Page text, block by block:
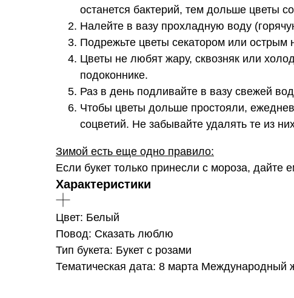
останется бактерий, тем дольше цветы
Налейте в вазу прохладную воду
Подрежьте цветы секатором или острым
Цветы не любят жару, сквозняк или
подоконнике.
Раз в день подливайте в вазу свежей
Чтобы цветы дольше простояли,
соцветий. Не забывайте удалять те из
Зимой есть еще одно правило:
Если букет только принесли с мороза, дайте
Характеристики
Цвет: Белый
Повод: Сказать люблю
Тип букета: Букет с розами
Тематическая дата: 8 марта Международный